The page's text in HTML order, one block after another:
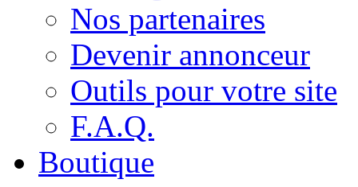
Nos partenaires
Devenir annonceur
Outils pour votre site
F.A.Q.
Boutique